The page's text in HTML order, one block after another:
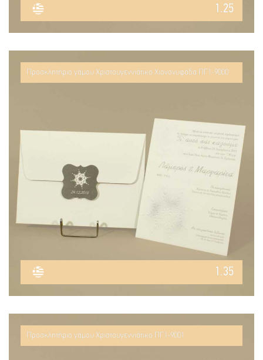
1.25
Προσκλητήριο γάμου Χριστουγεννιάτικο Χιονονυφάδα ΠΓ1-9000
1.35
Προσκλητήριο γάμου Χριστουγεννιάτικο ΠΓ1-9001